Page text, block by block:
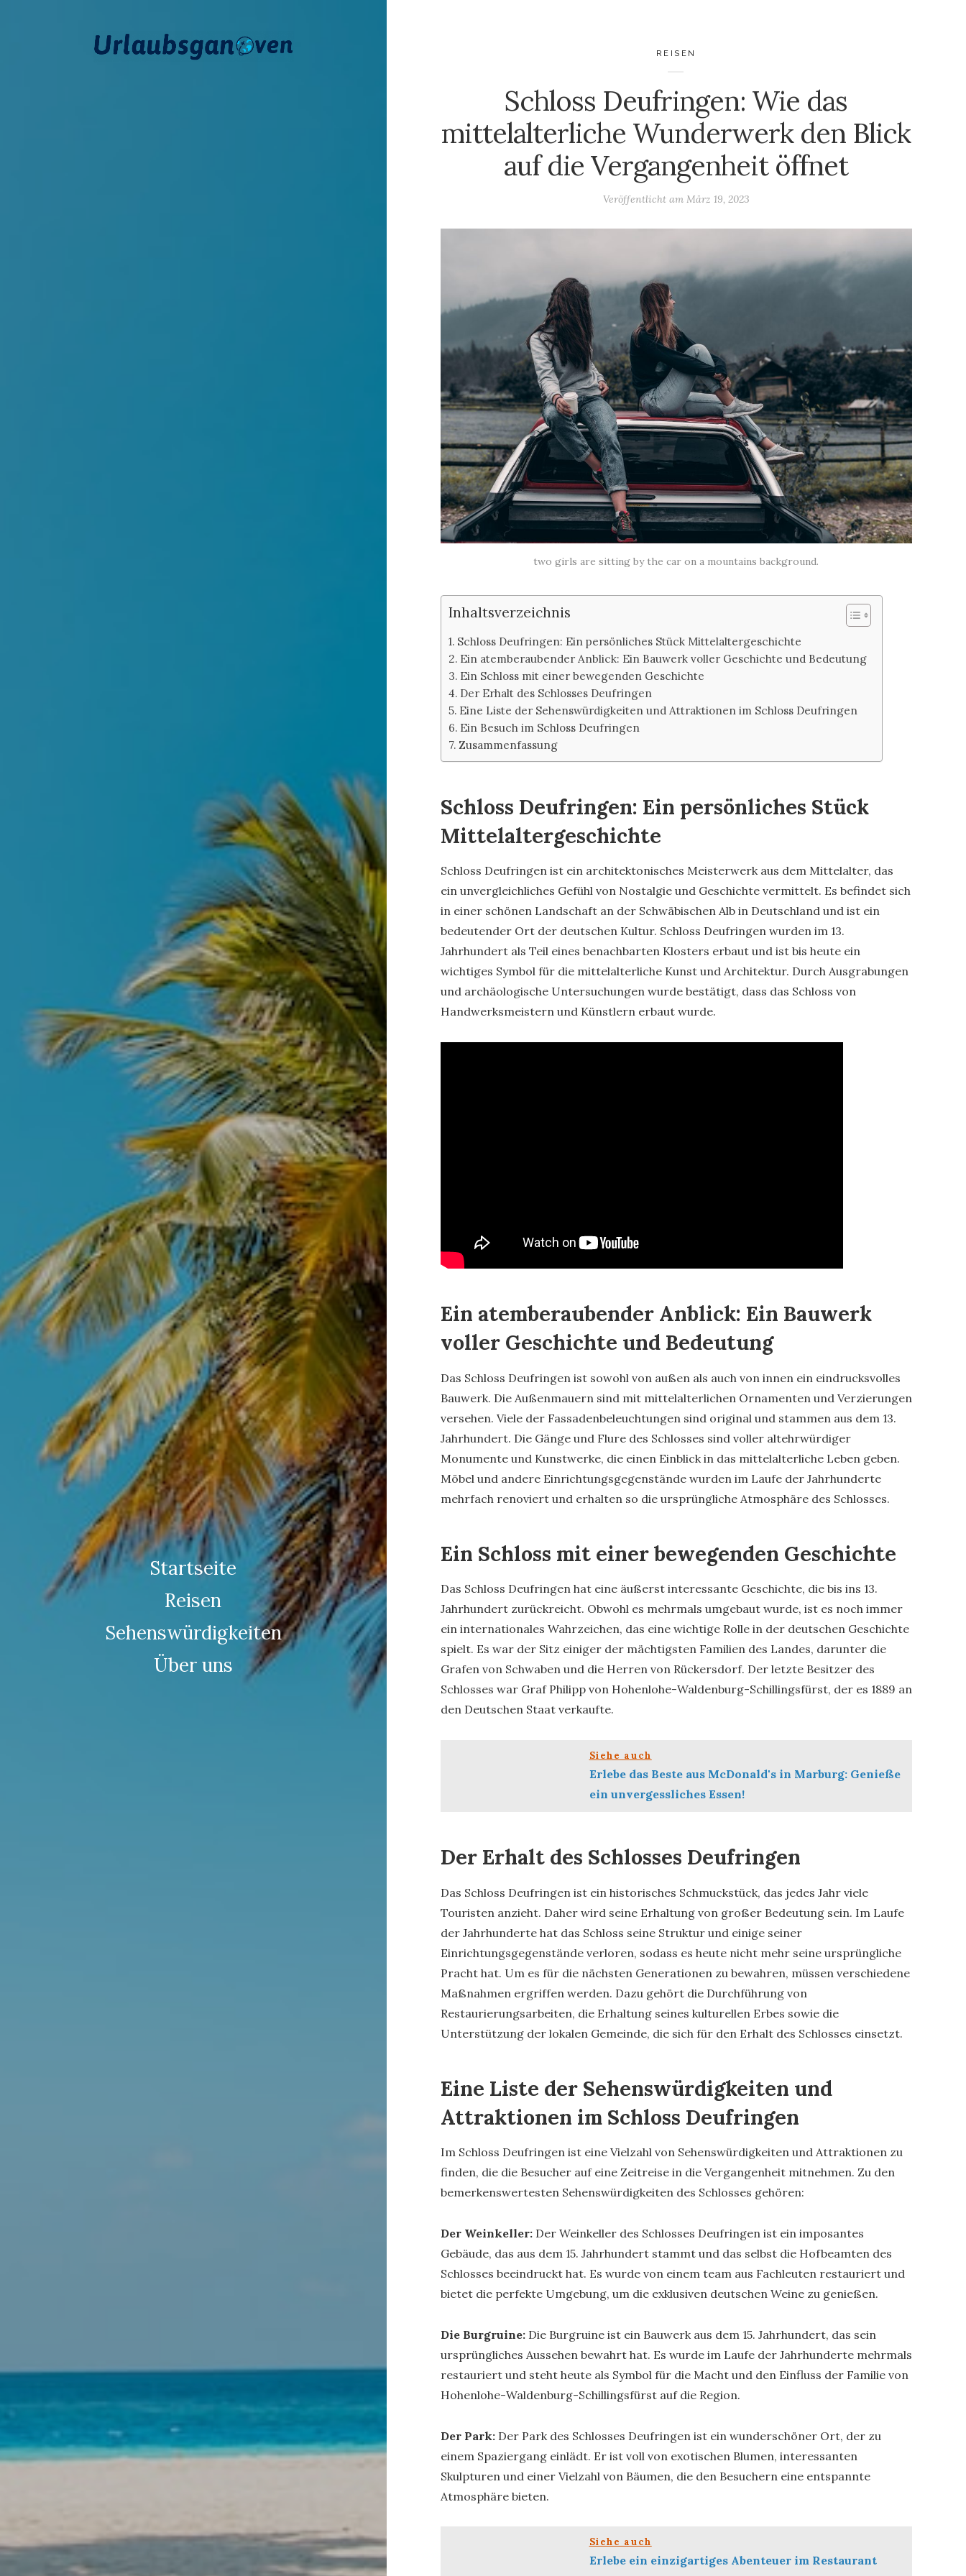
Startseite
Reisen
Sehenswürdigkeiten
Über uns
REISEN
Schloss Deufringen: Wie das
mittelalterliche Wunderwerk den Blick
auf die Vergangenheit öffnet
Veröffentlicht am März 19, 2023
two girls are sitting by the car on a mountains background.
Inhaltsverzeichnis
Schloss Deufringen: Ein persönliches Stück Mittelaltergeschichte
Ein atemberaubender Anblick: Ein Bauwerk voller Geschichte und Bedeutung
Ein Schloss mit einer bewegenden Geschichte
Der Erhalt des Schlosses Deufringen
Eine Liste der Sehenswürdigkeiten und Attraktionen im Schloss Deufringen
Ein Besuch im Schloss Deufringen
Zusammenfassung
Schloss Deufringen: Ein persönliches Stück
Mittelaltergeschichte
Schloss Deufringen ist ein architektonisches Meisterwerk aus dem Mittelalter, das
ein unvergleichliches Gefühl von Nostalgie und Geschichte vermittelt. Es befindet sich
in einer schönen Landschaft an der Schwäbischen Alb in Deutschland und ist ein
bedeutender Ort der deutschen Kultur. Schloss Deufringen wurden im 13.
Jahrhundert als Teil eines benachbarten Klosters erbaut und ist bis heute ein
wichtiges Symbol für die mittelalterliche Kunst und Architektur. Durch Ausgrabungen
und archäologische Untersuchungen wurde bestätigt, dass das Schloss von
Handwerksmeistern und Künstlern erbaut wurde.
Ein atemberaubender Anblick: Ein Bauwerk
voller Geschichte und Bedeutung
Das Schloss Deufringen ist sowohl von außen als auch von innen ein eindrucksvolles
Bauwerk. Die Außenmauern sind mit mittelalterlichen Ornamenten und Verzierungen
versehen. Viele der Fassadenbeleuchtungen sind original und stammen aus dem 13.
Jahrhundert. Die Gänge und Flure des Schlosses sind voller altehrwürdiger
Monumente und Kunstwerke, die einen Einblick in das mittelalterliche Leben geben.
Möbel und andere Einrichtungsgegenstände wurden im Laufe der Jahrhunderte
mehrfach renoviert und erhalten so die ursprüngliche Atmosphäre des Schlosses.
Ein Schloss mit einer bewegenden Geschichte
Das Schloss Deufringen hat eine äußerst interessante Geschichte, die bis ins 13.
Jahrhundert zurückreicht. Obwohl es mehrmals umgebaut wurde, ist es noch immer
ein internationales Wahrzeichen, das eine wichtige Rolle in der deutschen Geschichte
spielt. Es war der Sitz einiger der mächtigsten Familien des Landes, darunter die
Grafen von Schwaben und die Herren von Rückersdorf. Der letzte Besitzer des
Schlosses war Graf Philipp von Hohenlohe-Waldenburg-Schillingsfürst, der es 1889 an
den Deutschen Staat verkaufte.
Siehe auch
Erlebe das Beste aus McDonald's in Marburg: Genieße
ein unvergessliches Essen!
Der Erhalt des Schlosses Deufringen
Das Schloss Deufringen ist ein historisches Schmuckstück, das jedes Jahr viele
Touristen anzieht. Daher wird seine Erhaltung von großer Bedeutung sein. Im Laufe
der Jahrhunderte hat das Schloss seine Struktur und einige seiner
Einrichtungsgegenstände verloren, sodass es heute nicht mehr seine ursprüngliche
Pracht hat. Um es für die nächsten Generationen zu bewahren, müssen verschiedene
Maßnahmen ergriffen werden. Dazu gehört die Durchführung von
Restaurierungsarbeiten, die Erhaltung seines kulturellen Erbes sowie die
Unterstützung der lokalen Gemeinde, die sich für den Erhalt des Schlosses einsetzt.
Eine Liste der Sehenswürdigkeiten und
Attraktionen im Schloss Deufringen
Im Schloss Deufringen ist eine Vielzahl von Sehenswürdigkeiten und Attraktionen zu
finden, die die Besucher auf eine Zeitreise in die Vergangenheit mitnehmen. Zu den
bemerkenswertesten Sehenswürdigkeiten des Schlosses gehören:
Der Weinkeller:Der Weinkeller des Schlosses Deufringen ist ein imposantes
Gebäude, das aus dem 15. Jahrhundert stammt und das selbst die Hofbeamten des
Schlosses beeindruckt hat. Es wurde von einem team aus Fachleuten restauriert und
bietet die perfekte Umgebung, um die exklusiven deutschen Weine zu genießen.
Die Burgruine:Die Burgruine ist ein Bauwerk aus dem 15. Jahrhundert, das sein
ursprüngliches Aussehen bewahrt hat. Es wurde im Laufe der Jahrhunderte mehrmals
restauriert und steht heute als Symbol für die Macht und den Einfluss der Familie von
Hohenlohe-Waldenburg-Schillingsfürst auf die Region.
Der Park:Der Park des Schlosses Deufringen ist ein wunderschöner Ort, der zu
einem Spaziergang einlädt. Er ist voll von exotischen Blumen, interessanten
Skulpturen und einer Vielzahl von Bäumen, die den Besuchern eine entspannte
Atmosphäre bieten.
Siehe auch
Erlebe ein einzigartiges Abenteuer im Restaurant